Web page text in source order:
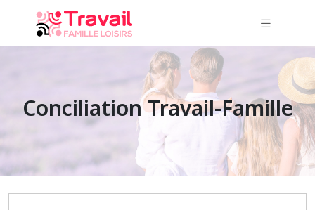
Conciliation Travail-Famille